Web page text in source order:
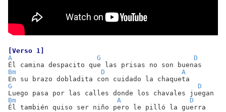
[Verso 1]
A
G
D
Él camina despacito que las prisas no son buenas
Bm
D
A
En su brazo dobladita con cuidado la chaqueta
G
D
Luego pasa por las calles donde los chavales juegan
Bm
A
D
Él también quiso ser niño pero le pilló la guerra